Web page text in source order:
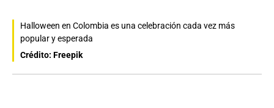
Halloween en Colombia es una celebración cada vez más
popular y esperada
Crédito: Freepik